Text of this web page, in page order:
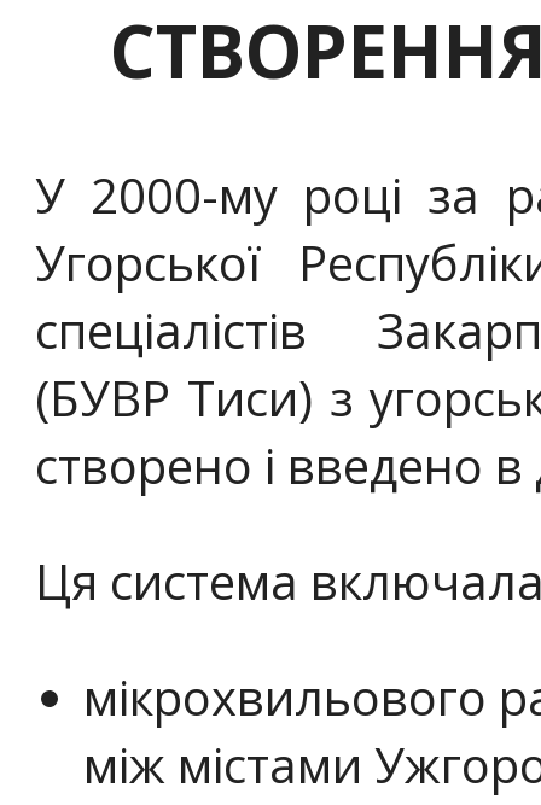
У 2000-му році за
Угорської
спеціалістів
(БУВР Тиси) з
створено і введено
Ця система
мікрохвильового
між містами